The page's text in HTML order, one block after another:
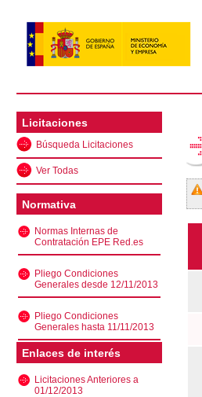
Licitaciones
Búsqueda Licitaciones
Ver Todas
Normativa
Normas Internas de
Contratación EPE Red.es
Pliego Condiciones
Generales desde 12/11/2013
Pliego Condiciones
Generales hasta 11/11/2013
Enlaces de interés
Licitaciones Anteriores a
01/12/2013